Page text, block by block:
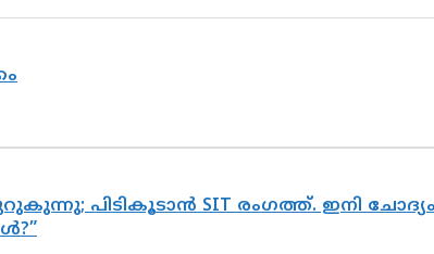
പിടികൂടാൻ SIT രംഗത്ത്. ഇനി